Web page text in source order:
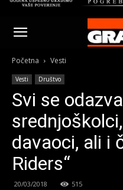
Gradski
Online
Kikinda
Početna Vesti
Vesti Društvo
Svi se
davaoci, ali i
Riders“
20/03/2018 515